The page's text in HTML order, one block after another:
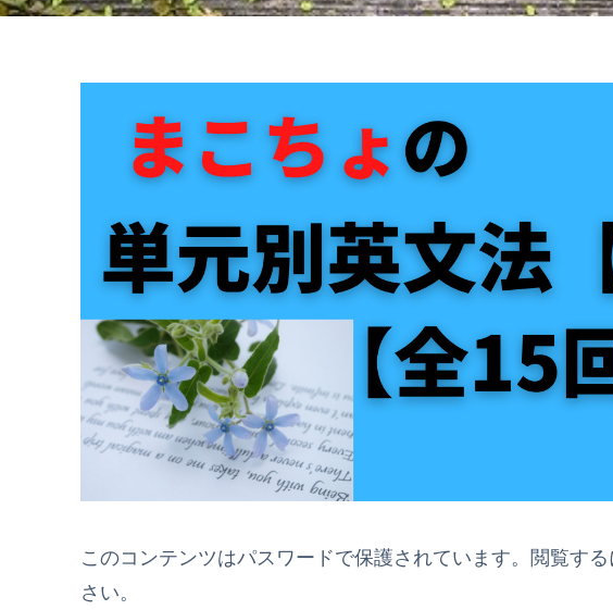
このコンテンツはパスワードで保護されています。閲覧す
さい。